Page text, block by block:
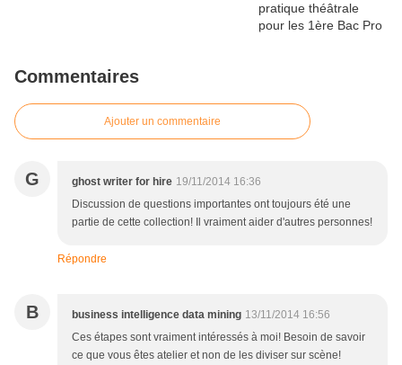
Commentaires
Ajouter un commentaire
G ghost writer for hire 19/11/2014 16:36
Discussion de questions importantes ont toujours été une
partie de cette collection! Il vraiment aider d'autres personnes!
Répondre
B business intelligence data mining 13/11/2014 16:56
Ces étapes sont vraiment intéressés à moi! Besoin de savoir
ce que vous êtes atelier et non de les diviser sur scène!